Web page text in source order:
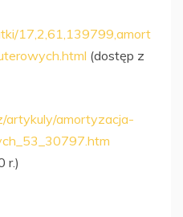
17,2,61,139799,amort
(dostęp z
artykuly/amortyzacja-
r.)